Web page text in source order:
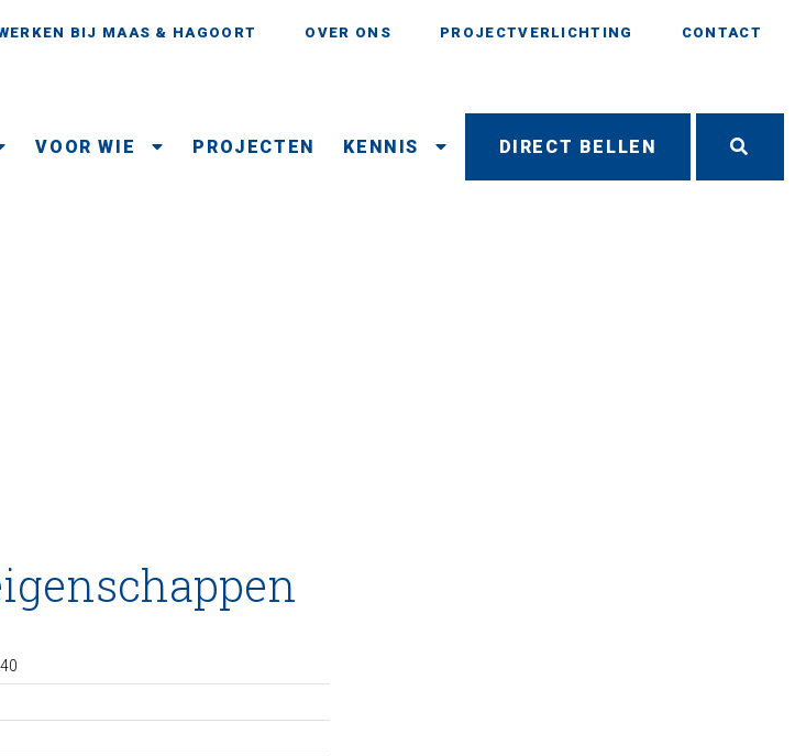
BIJ MAAS & HAGOORT OVER ONS PROJECTVERLICHTING CONTACT
VOOR WIE PROJECTEN KENNIS DIRECT BELLEN